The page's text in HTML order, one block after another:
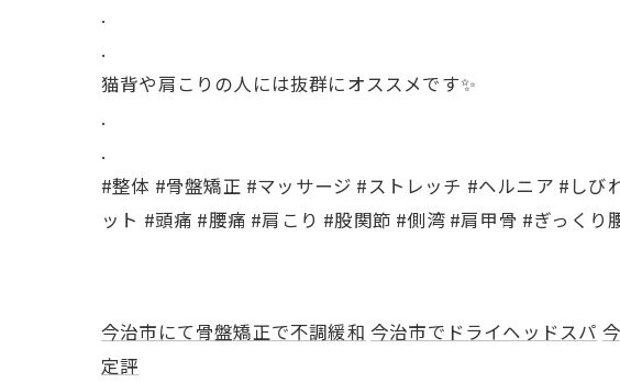
.
.
猫背や肩こりの人には抜群にオススメです✨
.
.
#整体 #骨盤矯正 #マッサージ #ストレッチ #ヘルニア #し
ット #頭痛 #腰痛 #肩こり #股関節 #側湾 #肩甲骨 #ぎっく
今治市にて骨盤矯正で不調緩和 今治市でドライヘッドスパ
定評